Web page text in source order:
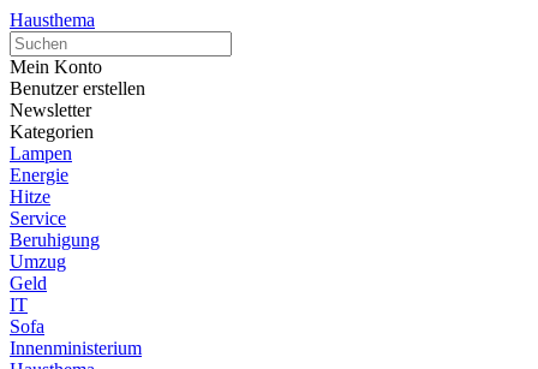
Hausthema
Mein Konto
Benutzer erstellen
Newsletter
Kategorien
Lampen
Energie
Hitze
Service
Beruhigung
Umzug
Geld
IT
Sofa
Innenministerium